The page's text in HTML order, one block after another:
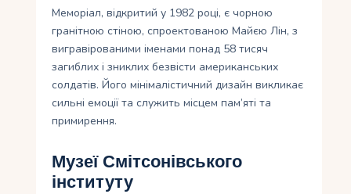
Меморіал, відкритий у 1982 році, є чорною
гранітною стіною, спроектованою Майєю Лін, з
вигравірованими іменами понад 58 тисяч
загиблих і зниклих безвісти американських
солдатів. Його мінімалістичний дизайн викликає
сильні емоції та служить місцем пам’яті та
примирення.
Музеї Смітсонівського
інституту